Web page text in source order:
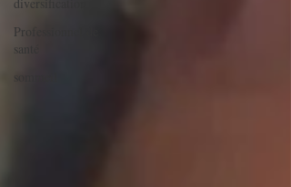
Professionnel de
santé
sommeil